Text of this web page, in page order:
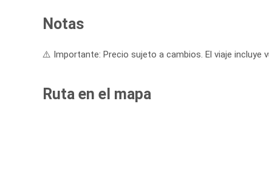
Notas
⚠️ Importante: Precio sujeto a cambios. El viaje incluye
Ruta en el mapa